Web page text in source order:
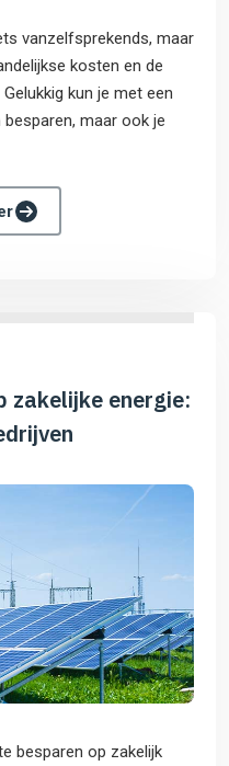
vanzelfsprekends, maar
kosten en de
kun je met een
maar ook je
zakelijke energie:
besparen op zakelijk